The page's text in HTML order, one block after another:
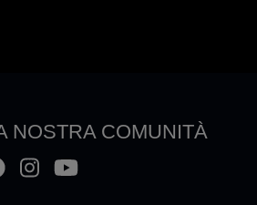
NOSTRA COMUNITÀ